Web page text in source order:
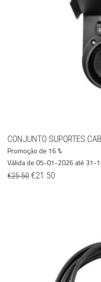
CONJUNTO SUPORTES
Promoção de 16 %
Válida de 05-01-2026 até 31-
€25.50 €21.50